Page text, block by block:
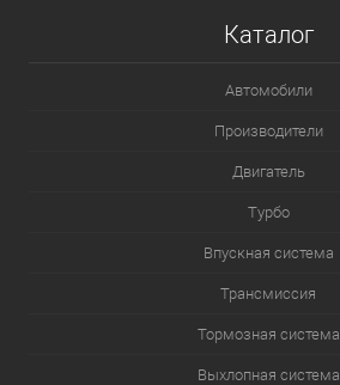
Каталог
Автомобили
Производители
Двигатель
Турбо
Впускная система
Трансмиссия
Тормозная система
Выхлопная система